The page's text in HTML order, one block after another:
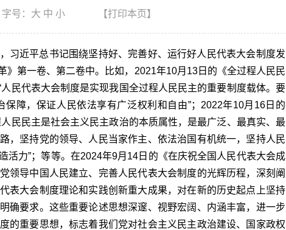
字号： 大 中 小 【打印本页】
习近平总书记围绕坚持好、完善好、运行好人民代表大会制度发
第一卷、第二卷中。比如，2021年10月13日的《全过程人民民
民代表大会制度是实现我国全过程人民民主的重要制度载体。要
障，保证人民依法享有广泛权利和自由”；2022年10月16日的
民民主是社会主义民主政治的本质属性，是最广泛、最真实、最
，坚持党的领导、人民当家作主、依法治国有机统一，坚持人民
力”；等等。在2024年9月14日的《在庆祝全国人民代表大会成
领导中国人民建立、完善人民代表大会制度的光辉历程，深刻阐
表大会制度理论和实践创新重大成果，对在新的历史起点上坚持
确要求。这些重要论述思想深邃、视野宏阔、内涵丰富，进一步
的重要思想，标志着我们党对社会主义民主政治建设、国家政权